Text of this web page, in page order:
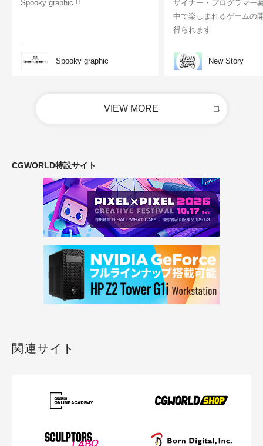
Spooky graphic !!
Spooky graphic
ザイナー・プログラマー
中で楽しまれるゲームの
得られます
New Story
VIEW MORE
CGWORLD特設サイト
関連サイト